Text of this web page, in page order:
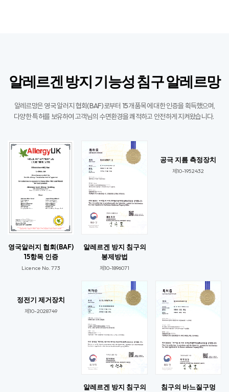
알레르겐 방지 기능성 침구 알레르망
알레르망은 영국 알러지 협회(BAF)로부터 15개 품목에 대한 인증을 획득했으며,
다양한 특허를 보유하여 고객님의 수면환경을 쾌적하고 안전하게 지켜왔습니다. ​
영국알러지 협회(BAF)
15항목 인증
Licence No. 773​
알레르겐 방지 침구의
봉제방법
제10-1896071​
공극 지름 측정장치
제10-1952432
정전기 제거장치
제10-2028749​
알레르겐 방지 침구의
침구의 바느질구멍